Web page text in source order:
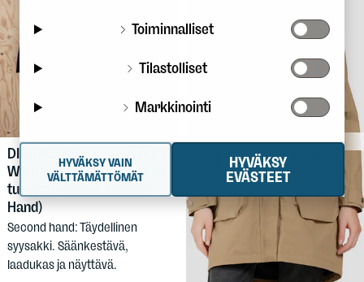
130 €
DIDRIKSONS
Women's Thelma Parka 36
tummansininen (Second
Hand)
Second hand: Täydellinen
syysakki. Säänkestävä,
laadukas ja näyttävä.
119,90 €
DIDRIKSONS
Women's Thelma 10 Parka
Suosittu naisten vedenpitävä
parkatakki. Myös isot koot.
Toiminnalliset
Tilastolliset
Markkinointi
HYVÄKSY
EVÄSTEET
HYVÄKSY VAIN
VÄLTTÄMÄTTÖMÄT